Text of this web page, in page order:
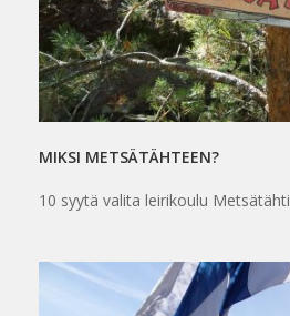
MIKSI METSÄTÄHTEEN?
10 syytä valita leirikoulu Metsätähti